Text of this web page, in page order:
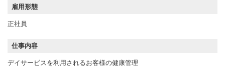
雇用形態
正社員
仕事内容
デイサービスを利用されるお客様の健康管理